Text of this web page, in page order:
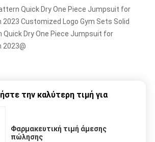
Quick Dry One Piece Jumpsuit for
2023 Customized Logo Gym Sets Solid
Quick Dry One Piece Jumpsuit for
2023@
την καλύτερη τιμή για
Φαρμακευτική τιμή άμεσης
πώλησης